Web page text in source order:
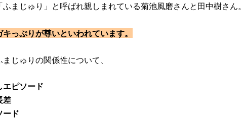
まじゅり」と呼ばれ親しまれている菊池風磨さんと田中樹さん。
っぷりが尊いといわれています。
まじゅりの関係性について
エピソード
差
ード